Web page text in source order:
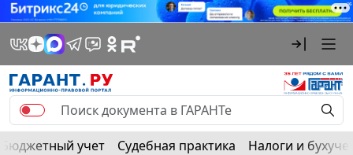
Бюджетный учет Судебная практика Налоги и